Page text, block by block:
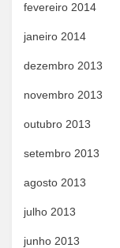
fevereiro 2014
janeiro 2014
dezembro 2013
novembro 2013
outubro 2013
setembro 2013
agosto 2013
julho 2013
junho 2013